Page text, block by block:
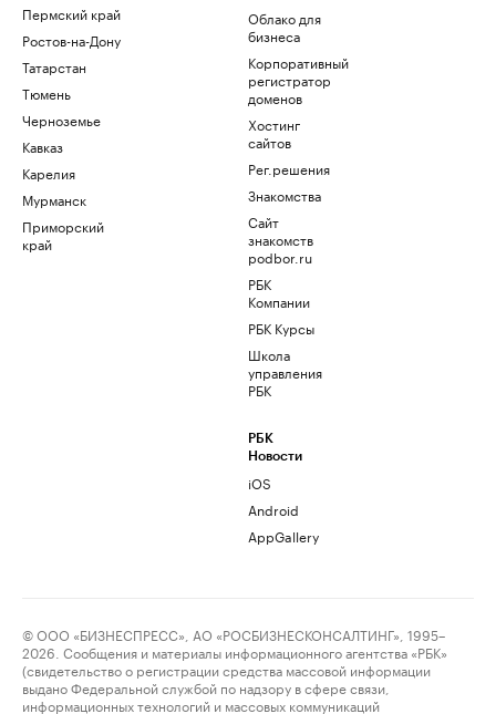
Пермский край
Ростов-на-Дону
Татарстан
Тюмень
Черноземье
Кавказ
Карелия
Мурманск
Приморский
край
Облако для
бизнеса
Корпоративный
регистратор
доменов
Хостинг
сайтов
Рег.решения
Знакомства
Сайт
знакомств
podbor.ru
РБК
Компании
РБК Курсы
Школа
управления
РБК
РБК
Новости
iOS
Android
AppGallery
© ООО «БИЗНЕСПРЕСС», АО «РОСБИЗНЕСКОНСАЛТИНГ», 1995–
2026. Сообщения и материалы информационного агентства «РБК»
(свидетельство о регистрации средства массовой информации
выдано Федеральной службой по надзору в сфере связи,
информационных технологий и массовых коммуникаций